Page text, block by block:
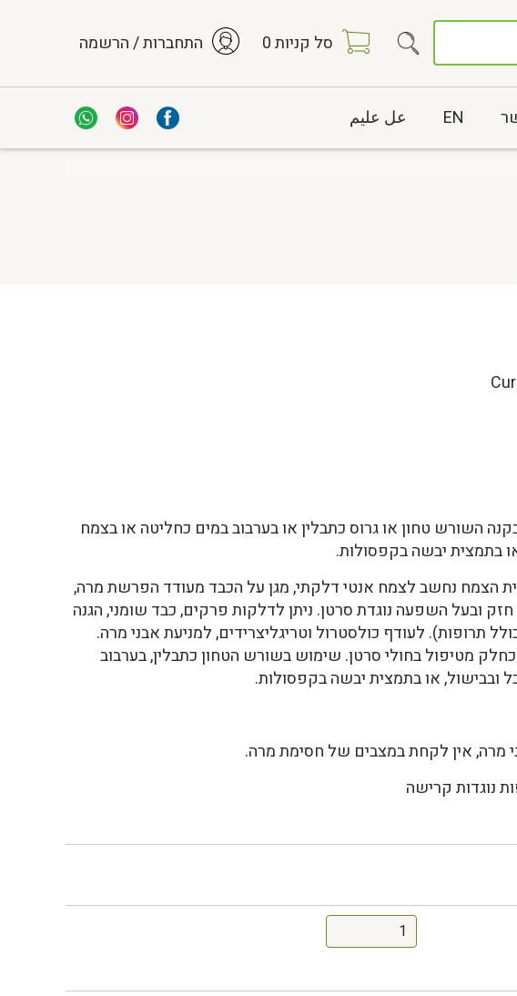
סל קניות0 התחברות / הרשמה
EN عل عليم
השורש טחון או גרוס כתבלין או בערבוב במים כחליטה או בצמח
בתמצית יבשה בקפסולות.
הצמח נחשב לצמח אנטי דלקתי, מגן על הכבד מעודד הפרשת מרה,
חזק ובעל השפעה נוגדת סרטן. ניתן לדלקות פרקים, כבד שומני, הגנה
תרופות). לעודף כולסטרול וטריגליצרידים, למניעת אבני מרה.
מטיפול בחולי סרטן. שימוש בשורש הטחון כתבלין, בערבוב
ובבישול, או בתמצית יבשה בקפסולות.
מרה, אין לקחת במצבים של חסימת מרה.
נוגדות קרישה